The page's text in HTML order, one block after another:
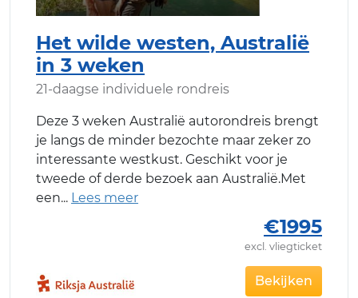
Het wilde westen, Australië
in 3 weken
21-daagse individuele rondreis
Deze 3 weken Australië autorondreis brengt
je langs de minder bezochte maar zeker zo
interessante westkust. Geschikt voor je
tweede of derde bezoek aan Australië.Met
een
€1995
excl. vliegticket
Bekijken